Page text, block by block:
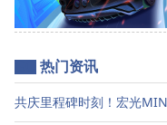
吉利银河M9领航独库公
热门资讯